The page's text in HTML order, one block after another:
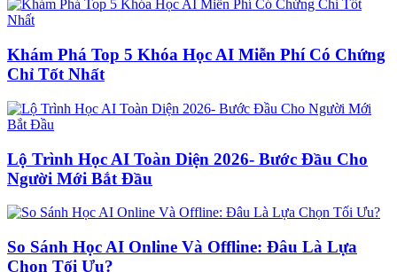
Khám Phá Top 5 Khóa Học AI Miễn Phí Có Chứng
Chỉ Tốt Nhất
Lộ Trình Học AI Toàn Diện 2026- Bước Đầu Cho
Người Mới Bắt Đầu
So Sánh Học AI Online Và Offline: Đâu Là Lựa
Chọn Tối Ưu?